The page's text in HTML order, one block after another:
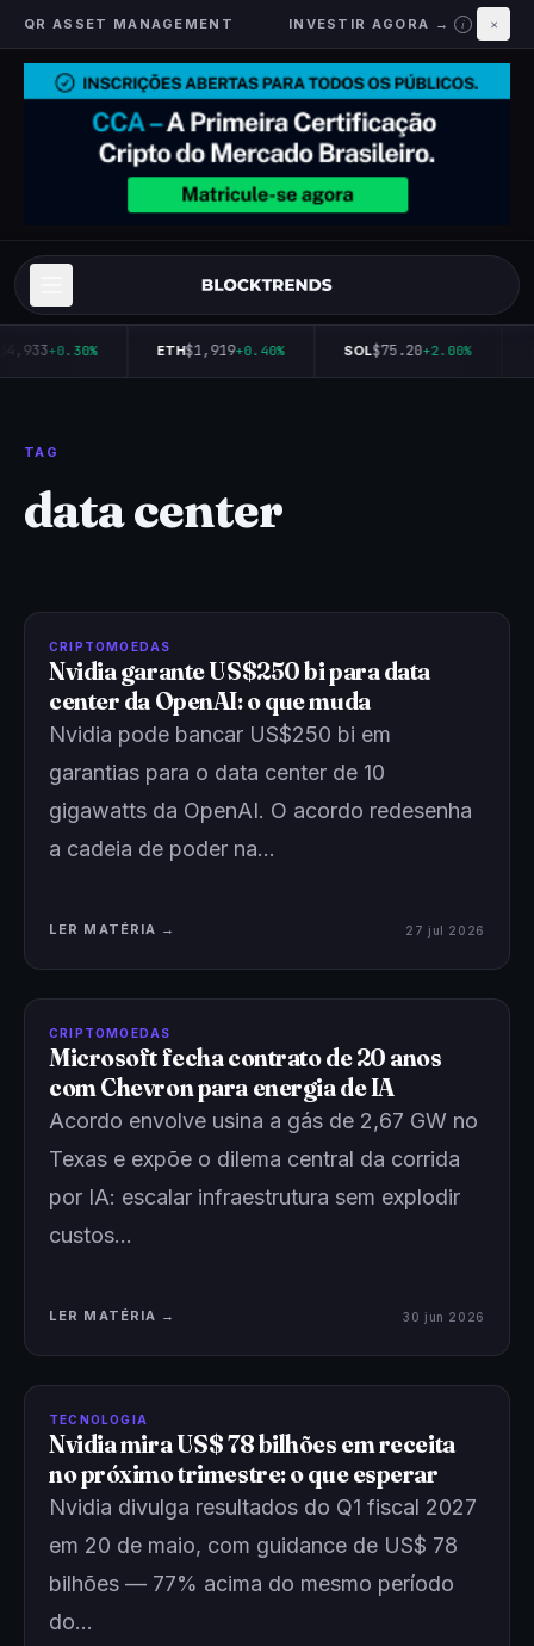
QR ASSET MANAGEMENT INVESTIR AGORA → i ×
+0.30% ETH$1,919+0.40% SOL$75.20+2.00%
TAG
data center
CRIPTOMOEDAS
Nvidia garante US$250 bi para data
center da OpenAI: o que muda
Nvidia pode bancar US$250 bi em
garantias para o data center de 10
gigawatts da OpenAI. O acordo redesenha
a cadeia de poder na…
LER MATÉRIA → 27 jul 2026
CRIPTOMOEDAS
Microsoft fecha contrato de 20 anos
com Chevron para energia de IA
Acordo envolve usina a gás de 2,67 GW no
Texas e expõe o dilema central da corrida
por IA: escalar infraestrutura sem explodir
custos…
LER MATÉRIA → 30 jun 2026
TECNOLOGIA
Nvidia mira US$ 78 bilhões em receita
no próximo trimestre: o que esperar
Nvidia divulga resultados do Q1 fiscal 2027
em 20 de maio, com guidance de US$ 78
bilhões — 77% acima do mesmo período
do…